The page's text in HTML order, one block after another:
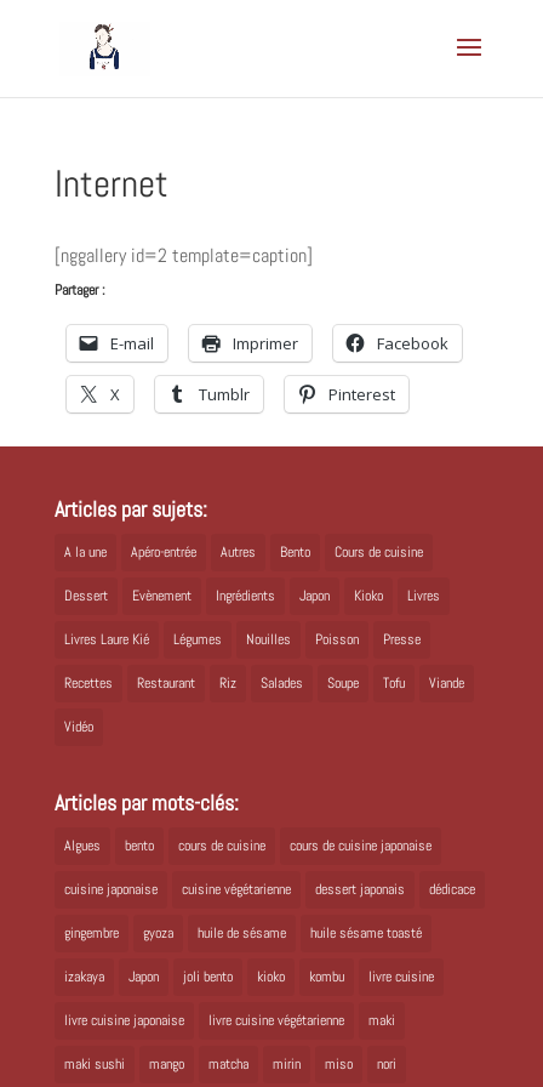
Internet
[nggallery id=2 template=caption]
Partager :
E-mail Imprimer Facebook
X Tumblr Pinterest
Articles par sujets:
A la une Apéro-entrée Autres Bento Cours de cuisine
Dessert Evènement Ingrédients Japon Kioko Livres
Livres Laure Kié Légumes Nouilles Poisson Presse
Recettes Restaurant Riz Salades Soupe Tofu Viande
Vidéo
Articles par mots-clés:
Algues bento cours de cuisine cours de cuisine japonaise
cuisine japonaise cuisine végétarienne dessert japonais dédicace
gingembre gyoza huile de sésame huile sésame toasté
izakaya Japon joli bento kioko kombu livre cuisine
livre cuisine japonaise livre cuisine végétarienne maki
maki sushi mango matcha mirin miso nori